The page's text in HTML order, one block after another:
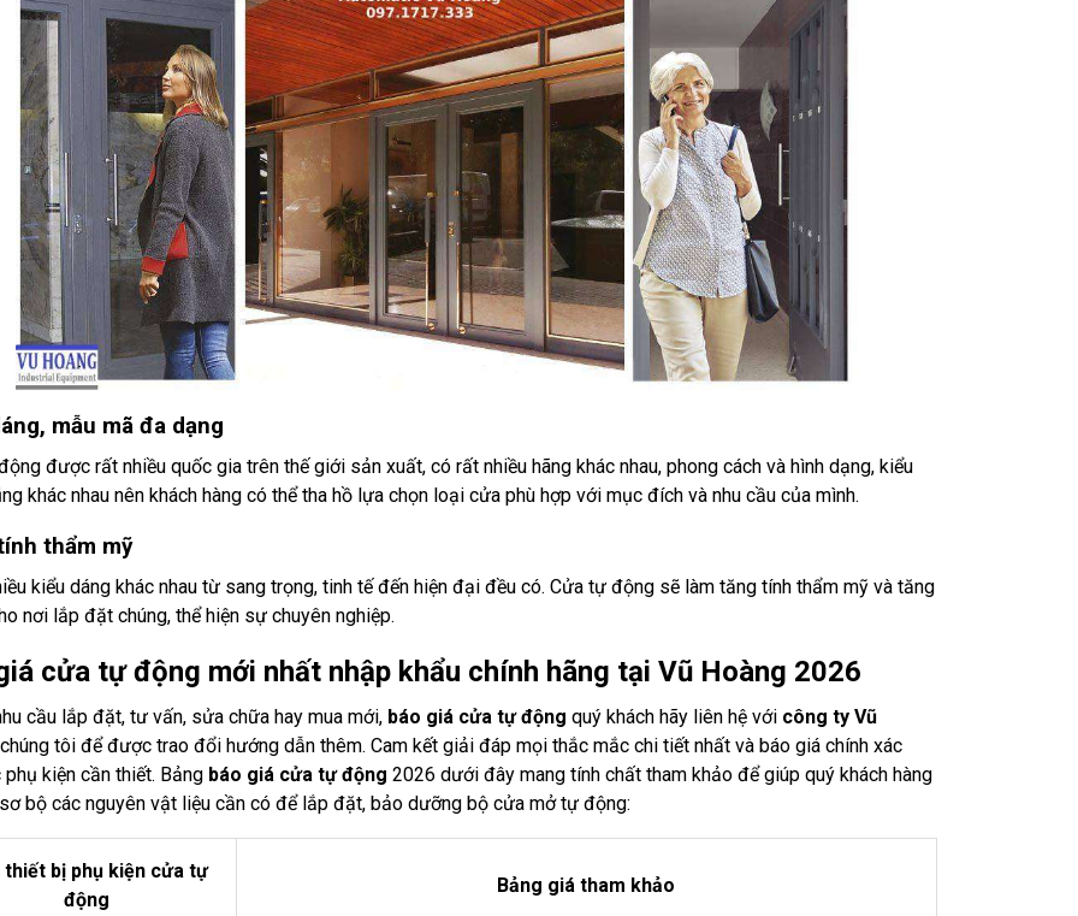
mẫu mã đa dạng
được rất nhiều quốc gia trên thế giới sản xuất, có rất nhiều hãng khác nhau, phong cách và hình dạng, kiểu
khác nhau nên khách hàng có thể tha hồ lựa chọn loại cửa phù hợp với mục đích và nhu cầu của mình.
thẩm mỹ
kiểu dáng khác nhau từ sang trọng, tinh tế đến hiện đại đều có. Cửa tự động sẽ làm tăng tính thẩm mỹ và tăng
nơi lắp đặt chúng, thể hiện sự chuyên nghiệp.
cửa tự động mới nhất nhập khẩu chính hãng tại Vũ Hoàng 2026
cầu lắp đặt, tư vấn, sửa chữa hay mua mới, báo giá cửa tự động quý khách hãy liên hệ với công ty Vũ
chúng tôi để được trao đổi hướng dẫn thêm. Cam kết giải đáp mọi thắc mắc chi tiết nhất và báo giá chính xác
phụ kiện cần thiết. Bảng báo giá cửa tự động 2026 dưới đây mang tính chất tham khảo để giúp quý khách hàng
bộ các nguyên vật liệu cần có để lắp đặt, bảo dưỡng bộ cửa mở tự động:
thiết bị phụ kiện cửa tự
động
Bảng giá tham khảo